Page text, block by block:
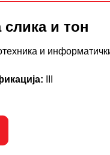
и тон
и